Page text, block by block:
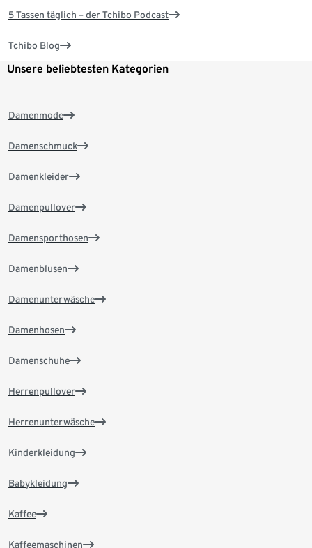
5 Tassen täglich – der Tchibo Podcast
Tchibo Blog
Unsere beliebtesten Kategorien
Damenmode
Damenschmuck
Damenkleider
Damenpullover
Damensporthosen
Damenblusen
Damenunterwäsche
Damenhosen
Damenschuhe
Herrenpullover
Herrenunterwäsche
Kinderkleidung
Babykleidung
Kaffee
Kaffeemaschinen